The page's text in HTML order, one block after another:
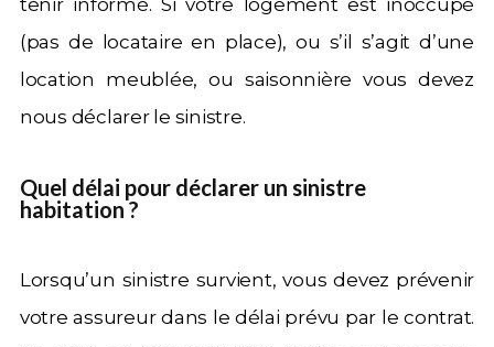
tenir informé. Si votre logement est inoccupé
(pas de locataire en place), ou s’il s’agit d’une
location meublée, ou saisonnière vous devez
nous déclarer le sinistre.
Quel délai pour déclarer un sinistre
habitation ?
Lorsqu’un sinistre survient, vous devez prévenir
votre assureur dans le délai prévu par le contrat.